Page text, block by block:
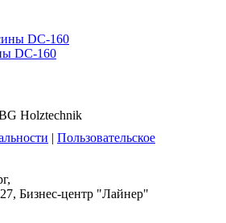
DC-160
Holztechnik
| Пользовательское
Бизнес-центр "Лайнер"